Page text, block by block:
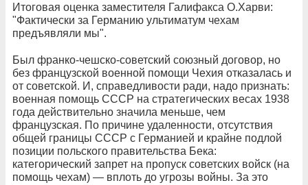
Итоговая оценка заместителя Галифакса О.Харви:
"Фактически за Германию ультиматум чехам
предъявляли мы".
Был франко-чешско-советский союзный договор, но
без французской военной помощи Чехия отказалась и
от советской. И, справедливости ради, надо признать:
военная помощь СССР на стратегических весах 1938
года действительно значила мень​ше, чем
французская. По при​чине удаленности, отсутствия
общей границы СССР с Германией и крайне подлой
позиции польского правитель​ства Бека:
категорический запрет на пропуск советских войск (на
помощь чехам) — вплоть до угрозы войны. За это